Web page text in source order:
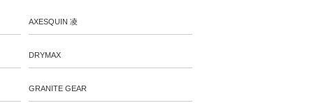
AXESQUIN 凌
DRYMAX
GRANITE GEAR